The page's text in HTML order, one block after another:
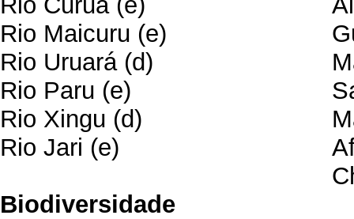
Rio Maicuru (e)
Rio Uruará (d)
Rio Paru (e)
Rio Xingu (d)
Rio Jari (e)
Biodiversidade